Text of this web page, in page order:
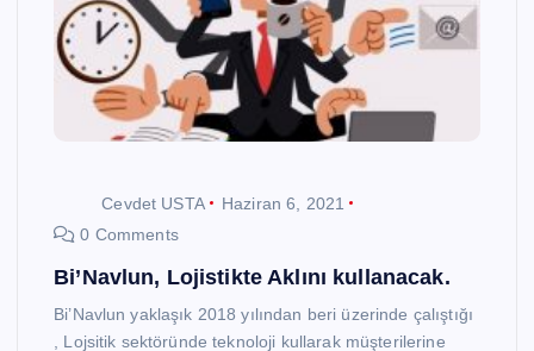
Cevdet USTA
Haziran 6, 2021
0 Comments
Bi’Navlun, Lojistikte Aklını kullanacak.
Bi’Navlun yaklaşık 2018 yılından beri üzerinde çalıştığı
, Lojsitik sektöründe teknoloji kullarak müşterilerine